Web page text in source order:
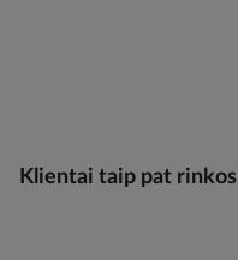
Klientai taip pat